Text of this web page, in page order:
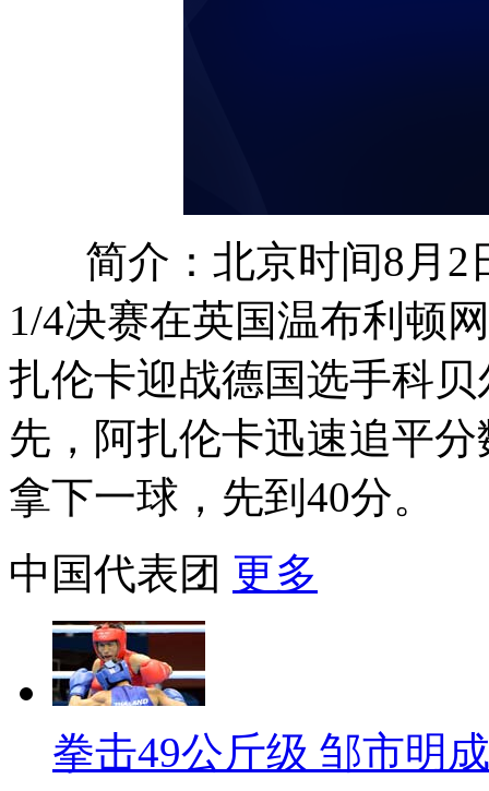
简介：北京时间8月2
1/4决赛在英国温布利顿
扎伦卡迎战德国选手科
先，阿扎伦卡迅速追平
拿下一球，先到40分。
中国代表团 更多
拳击49公斤级 邹市明